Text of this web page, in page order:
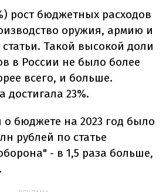
рост бюджетных расходов
оружия, армию и
Такой высокой доли
в России не было более
всего, и больше.
23%.
о бюджете на 2023 год было
рублей по статье
- в 1,5 раза больше,